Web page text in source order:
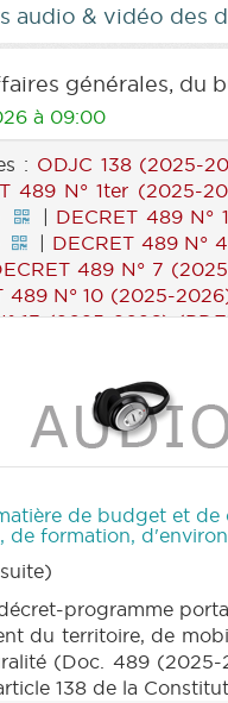
audio & vidéo des
générales, du
à 09:00
: ODJC 138 (2025-
489 N° 1ter (2025-
| DECRET 489 N°
| DECRET 489 N°
489 N° 7
489 N° 10 (2025-
13 (2025-2026)
(2025-2026) (PDF)
2026) (PDF)
|
de budget et
de formation,
programme
du territoire, de
(Doc. 489 (2025-
138 de la